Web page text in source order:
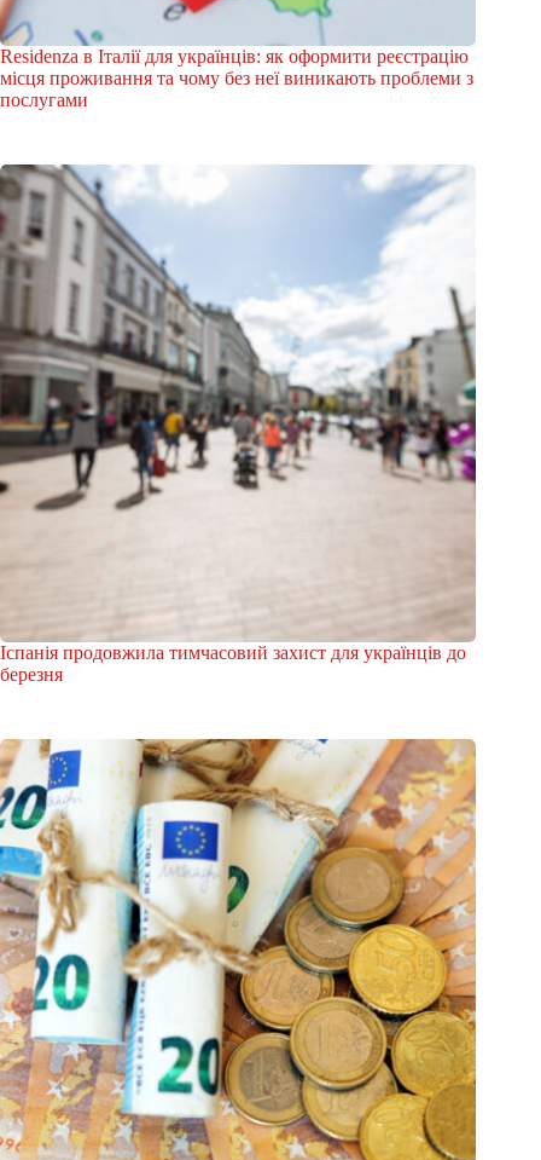
Residenza в Італії для українців: як оформити реєстрацію
місця проживання та чому без неї виникають проблеми з
послугами
Іспанія продовжила тимчасовий захист для українців до
березня